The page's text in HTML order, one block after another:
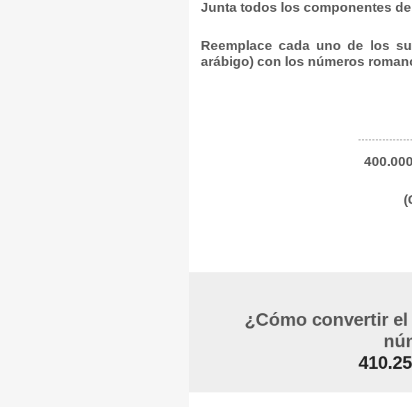
Junta todos los componentes
Reemplace cada uno de los
arábigo) con los números
¿Cómo convertir